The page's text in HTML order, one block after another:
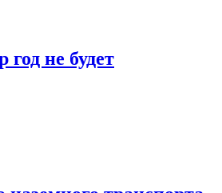
не будет